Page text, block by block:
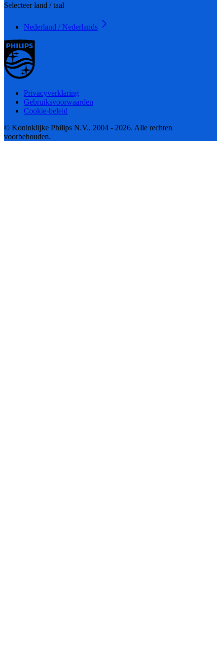
Selecteer land / taal
Nederland / Nederlands
Privacyverklaring
Gebruiksvoorwaarden
Cookie-beleid
© Koninklijke Philips N.V., 2004 - 2026. Alle rechten
voorbehouden.